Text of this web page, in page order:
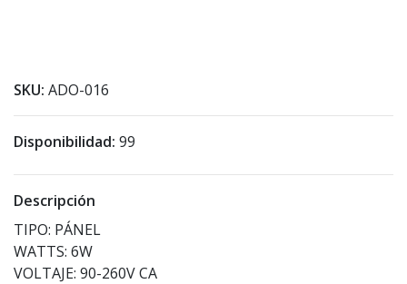
SKU: ADO-016
Disponibilidad: 99
Descripción
TIPO: PÁNEL
WATTS: 6W
VOLTAJE: 90-260V CA